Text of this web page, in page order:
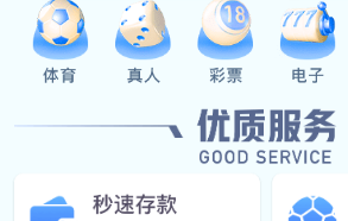
储能箱钣金加工